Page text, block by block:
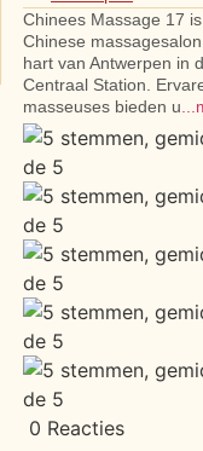
Chinees Massage 17
Chinese
hart van Antwerpen in
Centraal Station.
masseuses bieden u
0 Reacties